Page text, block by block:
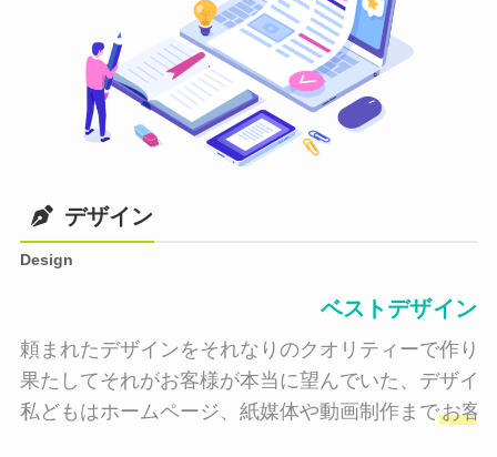
デザイン
Design
ベストデザイン
頼まれたデザインをそれなりのクオリティーで作り
果たしてそれがお客様が本当に望んでいた、デザイ
私どもはホームページ、紙媒体や動画制作までお客